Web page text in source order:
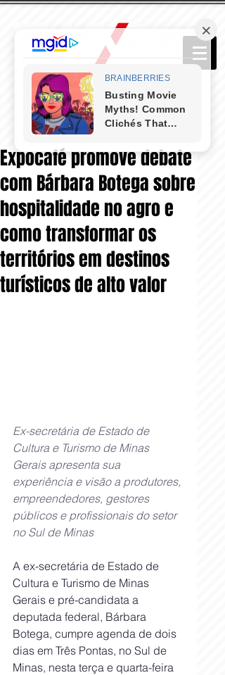
Expocafé promove debate
com Bárbara Botega sobre
hospitalidade no agro e
como transformar os
territórios em destinos
turísticos de alto valor
Ex-secretária de Estado de
Cultura e Turismo de Minas
Gerais apresenta sua
experiência e visão a produtores,
empreendedores, gestores
públicos e profissionais do setor
no Sul de Minas
A ex-secretária de Estado de
Cultura e Turismo de Minas
Gerais e pré-candidata a
deputada federal, Bárbara
Botega, cumpre agenda de dois
dias em Três Pontas, no Sul de
Minas, nesta terça e quarta-feira